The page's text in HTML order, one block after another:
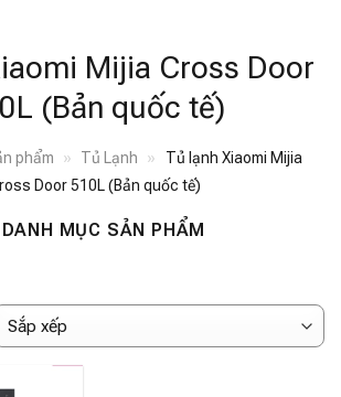
Mijia Cross Door
(Bản quốc tế)
phẩm » Tủ Lạnh »
Tủ lạnh Xiaomi Mijia
Door 510L (Bản quốc tế)
DANH MỤC SẢN PHẨM